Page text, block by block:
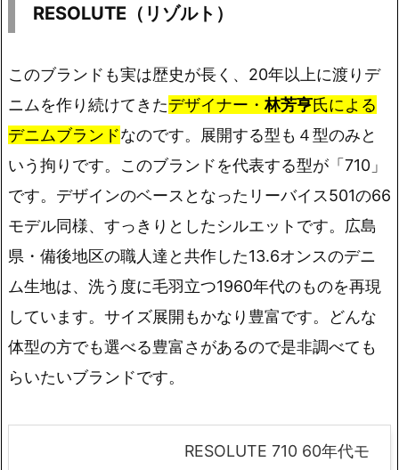
RESOLUTE（リゾルト）
このブランドも実は歴史が長く、20年以上に渡りデ
ニムを作り続けてきたデザイナー・林芳亨氏による
デニムブランドなのです。展開する型も４型のみと
いう拘りです。このブランドを代表する型が「710」
です。デザインのベースとなったリーバイス501の66
モデル同様、すっきりとしたシルエットです。広島
県・備後地区の職人達と共作した13.6オンスのデニ
ム生地は、洗う度に毛羽立つ1960年代のものを再現
しています。サイズ展開もかなり豊富です。どんな
体型の方でも選べる豊富さがあるので是非調べても
らいたいブランドです。
RESOLUTE 710 60年代モ